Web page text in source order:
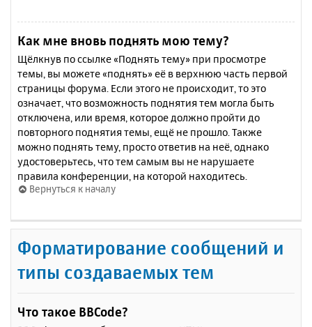
Как мне вновь поднять мою тему?
Щёлкнув по ссылке «Поднять тему» при просмотре
темы, вы можете «поднять» её в верхнюю часть первой
страницы форума. Если этого не происходит, то это
означает, что возможность поднятия тем могла быть
отключена, или время, которое должно пройти до
повторного поднятия темы, ещё не прошло. Также
можно поднять тему, просто ответив на неё, однако
удостоверьтесь, что тем самым вы не нарушаете
правила конференции, на которой находитесь.
Вернуться к началу
Форматирование сообщений и
типы создаваемых тем
Что такое BBCode?